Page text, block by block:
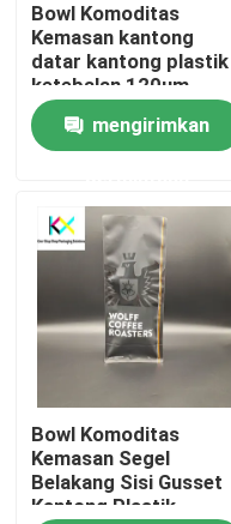
Tentang kami
Tur Pabrik
Kontrol kualitas
Hubungi Kami
Permintaan
Kantong Plastik
Kantong kemasan
Bowl Komoditas
Kemasan kantong
datar kantong plastik
ketebalan 120um
mengirimkan
Bowl Komoditas
Kemasan Segel
Belakang Sisi Gusset
Kantong Plastik